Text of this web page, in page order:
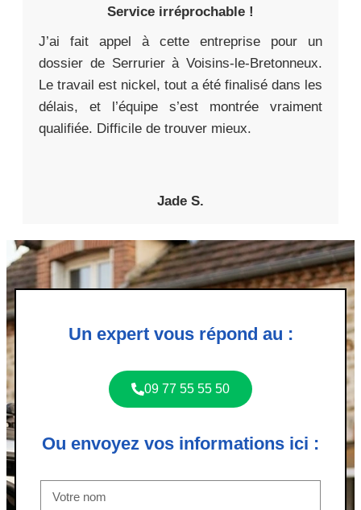
Service irréprochable !
J’ai fait appel à cette entreprise pour un
dossier de Serrurier à Voisins-le-Bretonneux.
Le travail est nickel, tout a été finalisé dans les
délais, et l’équipe s’est montrée vraiment
qualifiée. Difficile de trouver mieux.
Jade S.
Un expert vous répond au :
09 77 55 55 50
Ou envoyez vos informations ici :